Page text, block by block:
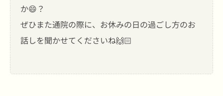
か😄？
ぜひまた通院の際に、お休みの日の過ごし方のお
話しを聞かせてくださいね🙌🏻